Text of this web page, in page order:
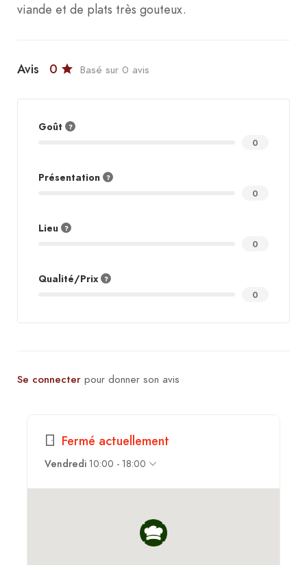
viande et de plats très gouteux.
Avis 0 Basé sur 0 avis
Goût
0
Présentation
0
Lieu
0
Qualité/Prix
0
Se connecter pour donner son avis
Fermé actuellement
Vendredi 10:00 - 18:00